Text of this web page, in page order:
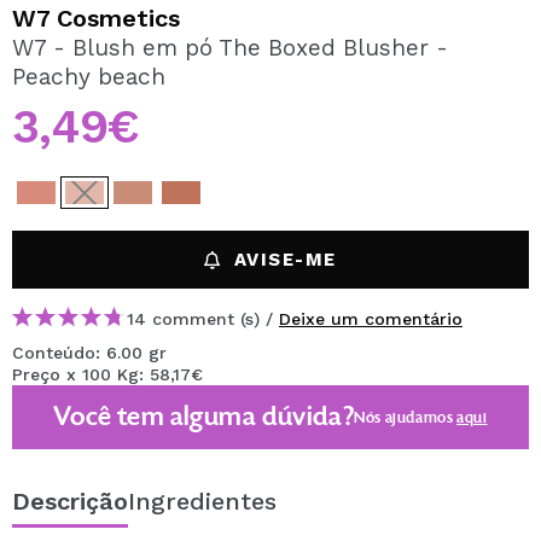
Ao criar uma conta no Maquibeauty.pt pode fazer as suas
compras rapidamente, verificar o estado das suas
CRIAR CONTA
W7 Cosmetics
W7 - Blush em pó The Boxed Blusher -
Peachy beach
3,49€
AVISE-ME
14 comment (s) / Deixe um comentário
Conteúdo: 6.00 gr
Preço x 100 Kg: 58,17€
Você tem alguma dúvida?Nós ajudamosaqui
DescriçãoIngredientes